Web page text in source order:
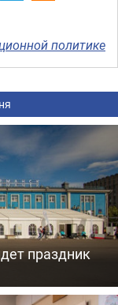
политике
праздник